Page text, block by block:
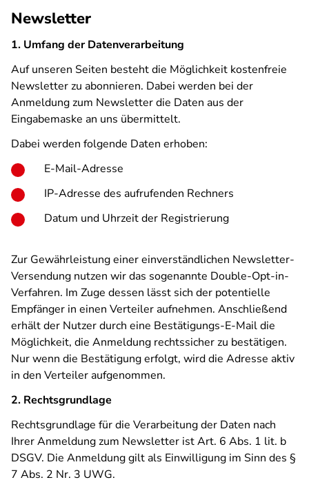
Newsletter
1. Umfang der Datenverarbeitung
Auf unseren Seiten besteht die Möglichkeit kostenfreie
Newsletter zu abonnieren. Dabei werden bei der
Anmeldung zum Newsletter die Daten aus der
Eingabemaske an uns übermittelt.
Dabei werden folgende Daten erhoben:
E-Mail-Adresse
IP-Adresse des aufrufenden Rechners
Datum und Uhrzeit der Registrierung
Zur Gewährleistung einer einverständlichen Newsletter-
Versendung nutzen wir das sogenannte Double-Opt-in-
Verfahren. Im Zuge dessen lässt sich der potentielle
Empfänger in einen Verteiler aufnehmen. Anschließend
erhält der Nutzer durch eine Bestätigungs-E-Mail die
Möglichkeit, die Anmeldung rechtssicher zu bestätigen.
Nur wenn die Bestätigung erfolgt, wird die Adresse aktiv
in den Verteiler aufgenommen.
2. Rechtsgrundlage
Rechtsgrundlage für die Verarbeitung der Daten nach
Ihrer Anmeldung zum Newsletter ist Art. 6 Abs. 1 lit. b
DSGV. Die Anmeldung gilt als Einwilligung im Sinn des §
7 Abs. 2 Nr. 3 UWG.